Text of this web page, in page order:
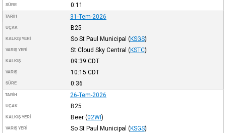
SÜRE 0:11
TARIH 31-Tem-2026
UÇAK B25
KALKIŞ YERI So St Paul Municipal (KSGS)
VARIŞ YERI St Cloud Sky Central (KSTC)
KALKIŞ 09:39 CDT
VARIŞ 10:15 CDT
SÜRE 0:36
TARIH 26-Tem-2026
UÇAK B25
KALKIŞ YERI Beer (02WI)
VARIŞ YERI So St Paul Municipal (KSGS)